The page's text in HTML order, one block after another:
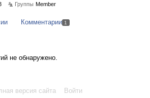
Группы Member
Комментарии 1
не обнаружено.
версия сайта
Войти